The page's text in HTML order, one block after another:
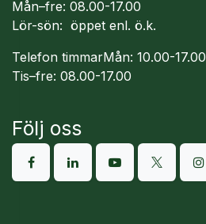
Mån–fre: 08.00-17.00
Lör-sön: öppet enl. ö.k.
Telefon timmarMån: 10.00-17.00
Tis–fre: 08.00-17.00
Följ oss